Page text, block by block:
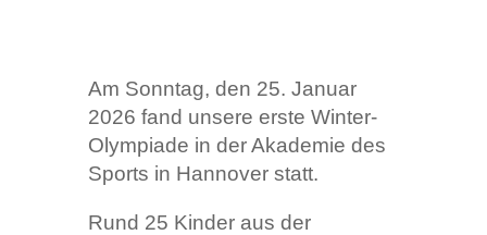
Am Sonntag, den 25. Januar
2026 fand unsere erste Winter-
Olympiade in der Akademie des
Sports in Hannover statt.
Rund 25 Kinder aus der